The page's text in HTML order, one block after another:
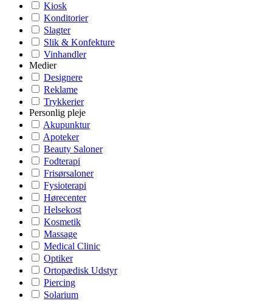
Kiosk
Konditorier
Slagter
Slik & Konfekture
Vinhandler
Medier
Designere
Reklame
Trykkerier
Personlig pleje
Akupunktur
Apoteker
Beauty Saloner
Fodterapi
Frisørsaloner
Fysioterapi
Hørecenter
Helsekost
Kosmetik
Massage
Medical Clinic
Optiker
Ortopædisk Udstyr
Piercing
Solarium